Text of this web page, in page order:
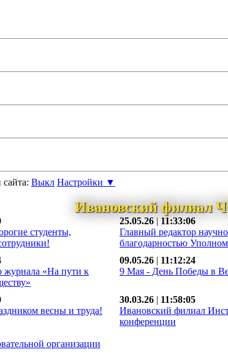
Выкл Настройки ▼
Ивановский филиал
студенты,
25.05.26 | 11:33:06
Главный редактор
благодарностью
журнала «На пути к
09.05.26 | 11:12:24
9 Мая - День Победы в
весны и труда!
30.03.26 | 11:58:05
Ивановский филиал
конференции
организации